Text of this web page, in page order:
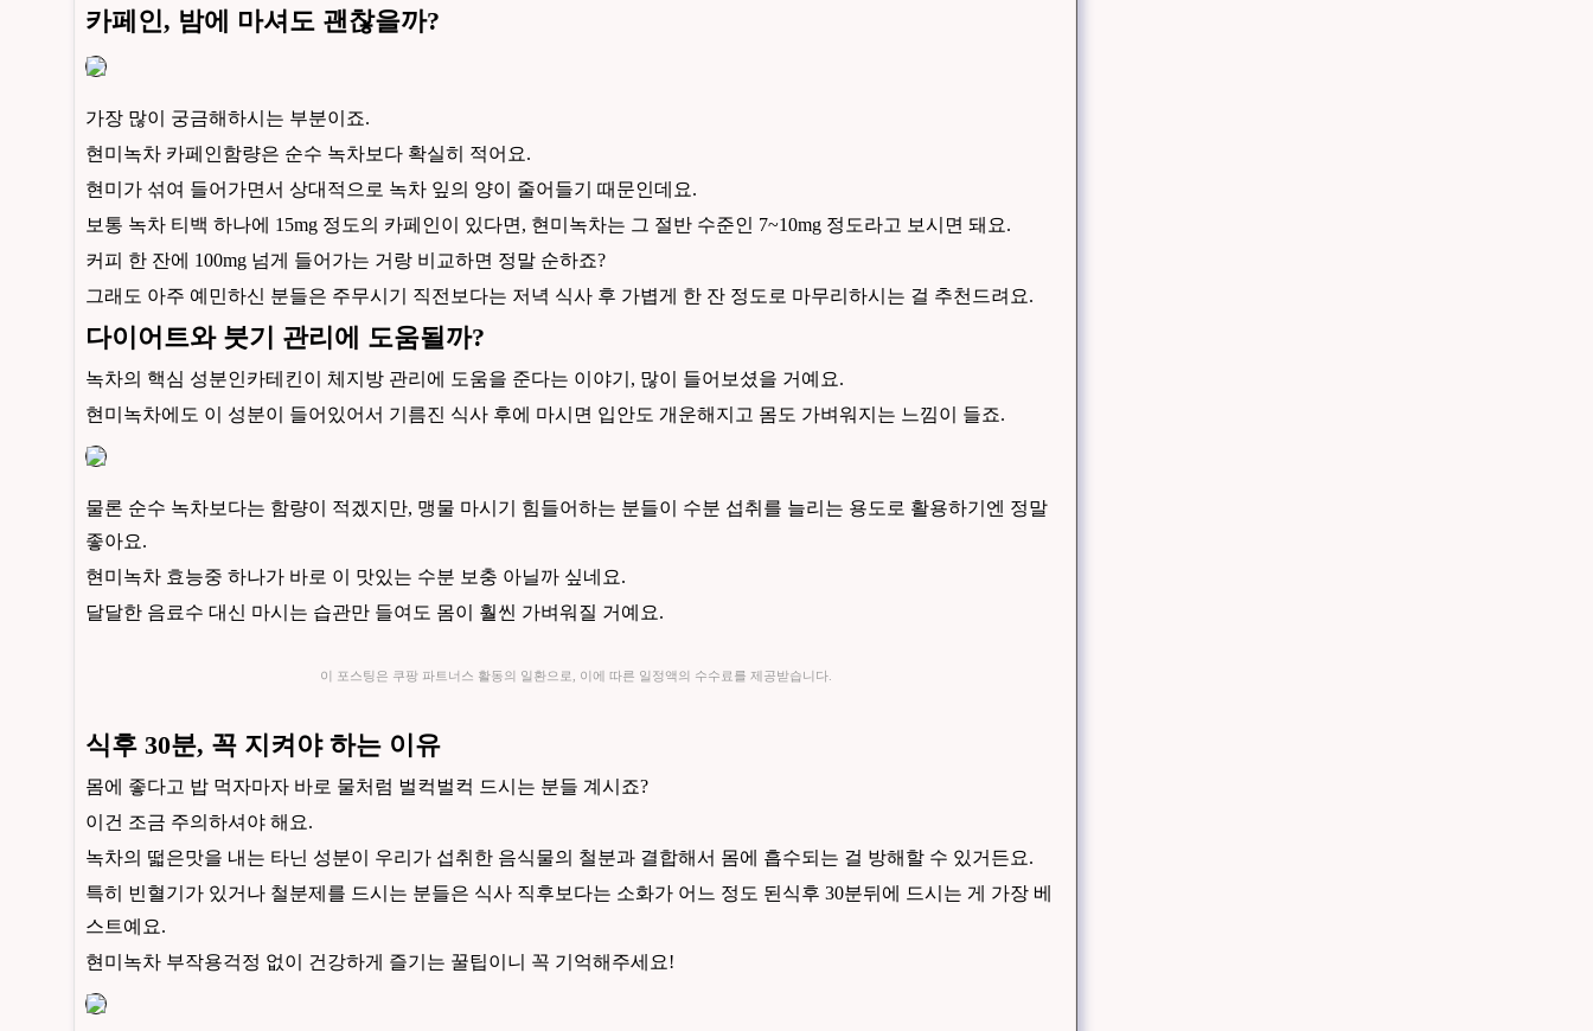
카페인, 밤에 마셔도 괜찮을까?
가장 많이 궁금해하시는 부분이죠.
현미녹차 카페인함량은 순수 녹차보다 확실히 적어요.
현미가 섞여 들어가면서 상대적으로 녹차 잎의 양이 줄어들기 때문인데요.
보통 녹차 티백 하나에 15mg 정도의 카페인이 있다면, 현미녹차는 그 절반 수준인 7~10mg 정도라고 보시면 돼요.
커피 한 잔에 100mg 넘게 들어가는 거랑 비교하면 정말 순하죠?
그래도 아주 예민하신 분들은 주무시기 직전보다는 저녁 식사 후 가볍게 한 잔 정도로 마무리하시는 걸 추천드려요.
다이어트와 붓기 관리에 도움될까?
녹차의 핵심 성분인카테킨이 체지방 관리에 도움을 준다는 이야기, 많이 들어보셨을 거예요.
현미녹차에도 이 성분이 들어있어서 기름진 식사 후에 마시면 입안도 개운해지고 몸도 가벼워지는 느낌이 들죠.
물론 순수 녹차보다는 함량이 적겠지만, 맹물 마시기 힘들어하는 분들이 수분 섭취를 늘리는 용도로 활용하기엔 정말
좋아요.
현미녹차 효능중 하나가 바로 이 맛있는 수분 보충 아닐까 싶네요.
달달한 음료수 대신 마시는 습관만 들여도 몸이 훨씬 가벼워질 거예요.
이 포스팅은 쿠팡 파트너스 활동의 일환으로, 이에 따른 일정액의 수수료를 제공받습니다.
식후 30분, 꼭 지켜야 하는 이유
몸에 좋다고 밥 먹자마자 바로 물처럼 벌컥벌컥 드시는 분들 계시죠?
이건 조금 주의하셔야 해요.
녹차의 떫은맛을 내는 타닌 성분이 우리가 섭취한 음식물의 철분과 결합해서 몸에 흡수되는 걸 방해할 수 있거든요.
특히 빈혈기가 있거나 철분제를 드시는 분들은 식사 직후보다는 소화가 어느 정도 된식후 30분뒤에 드시는 게 가장 베
스트예요.
현미녹차 부작용걱정 없이 건강하게 즐기는 꿀팁이니 꼭 기억해주세요!